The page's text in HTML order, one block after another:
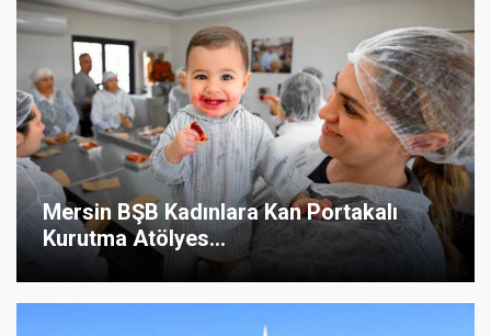
Mersin BŞB Kadınlara Kan Portakalı
Kurutma Atölyes...